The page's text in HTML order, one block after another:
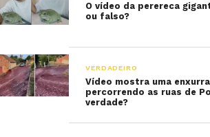
O vídeo da perereca
ou falso?
VERDADEIRO
Vídeo mostra uma
percorrendo as ruas de
verdade?